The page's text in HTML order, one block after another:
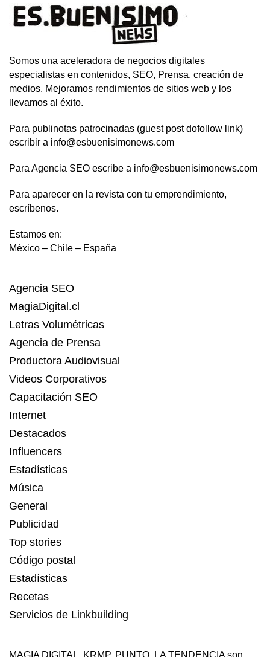
Somos una aceleradora de negocios digitales
especialistas en contenidos, SEO, Prensa, creación de
medios. Mejoramos rendimientos de sitios web y los
llevamos al éxito.
Para publinotas patrocinadas (guest post dofollow link)
escribir a info@esbuenisimonews.com
Para Agencia SEO escribe a info@esbuenisimonews.com
Para aparecer en la revista con tu emprendimiento,
escríbenos.
Estamos en:
México – Chile – España
Agencia SEO
MagiaDigital.cl
Letras Volumétricas
Agencia de Prensa
Productora Audiovisual
Videos Corporativos
Capacitación SEO
Internet
Destacados
Influencers
Estadísticas
Música
General
Publicidad
Top stories
Código postal
Estadísticas
Recetas
Servicios de Linkbuilding